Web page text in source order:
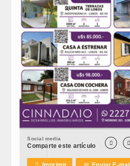
Social media
Comparte este artículo  